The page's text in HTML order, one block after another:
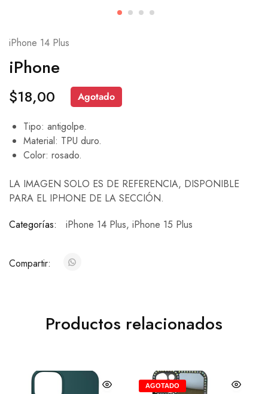
iPhone 14 Plus
iPhone
$18,00 Agotado
Tipo: antigolpe.
Material: TPU duro.
Color: rosado.
LA IMAGEN SOLO ES DE REFERENCIA, DISPONIBLE
PARA EL IPHONE DE LA SECCIÓN.
Categorías:
iPhone 14 Plus, iPhone 15 Plus
Compartir:
Productos relacionados
AGOTADO